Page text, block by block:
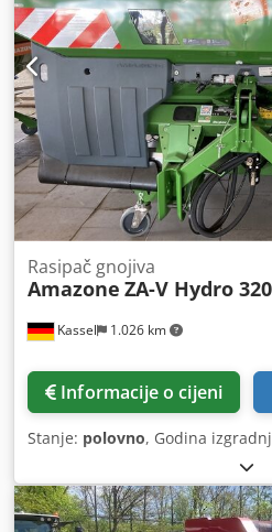
Kassel 1.026 km
Rasipač gnojiva
Amazone ZA-V Hydro
Informacije o cijeni
Stanje: polovno, Godina